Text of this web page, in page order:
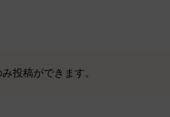
投稿ができます。